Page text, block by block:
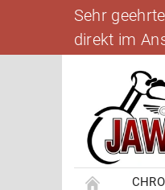
Sehr
direkt im